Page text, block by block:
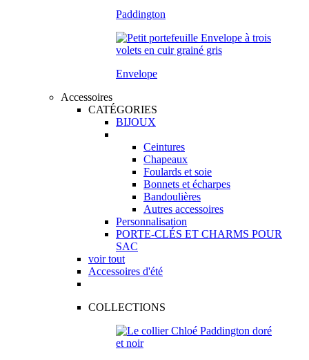
Paddington
Envelope
Accessoires
CATÉGORIES
BIJOUX
Ceintures
Chapeaux
Foulards et soie
Bonnets et écharpes
Bandoulières
Autres accessoires
Personnalisation
PORTE-CLÉS ET CHARMS POUR
SAC
voir tout
Accessoires d'été
COLLECTIONS